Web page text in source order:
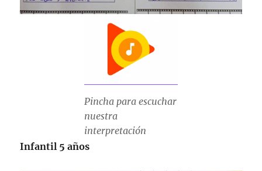
Pincha para escuchar
nuestra
interpretación
Infantil 5 años